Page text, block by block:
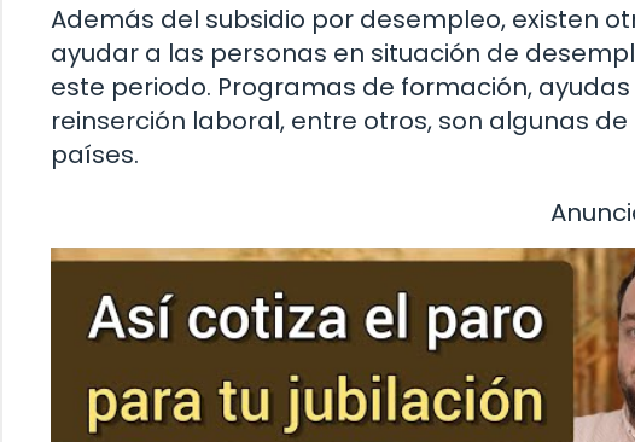
Además del subsidio por desempleo, existen
ayudar a las personas en situación de
este periodo. Programas de formación,
reinserción laboral, entre otros, son algunas
países.